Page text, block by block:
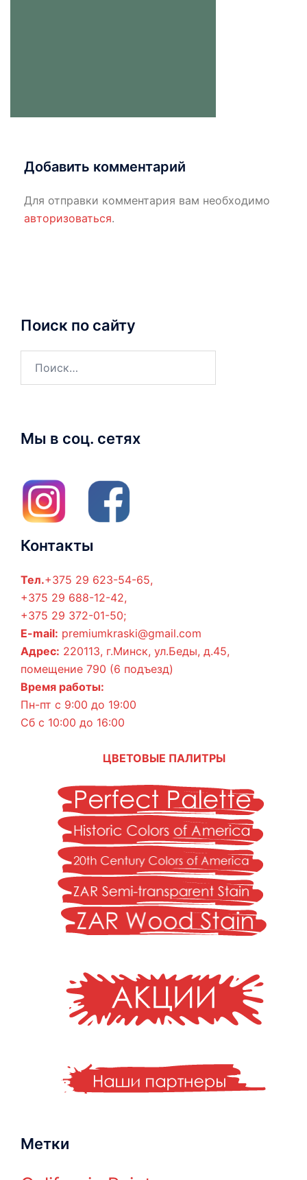
Добавить комментарий
Для отправки комментария вам необходимо
авторизоваться.
Поиск по сайту
Мы в соц. сетях
Контакты
Тел.+375 29 623-54-65,
+375 29 688-12-42,
+375 29 372-01-50;
E-mail: premiumkraski@gmail.com
Адрес: 220113, г.Минск, ул.Беды, д.45,
помещение 790 (6 подъезд)
Время работы:
Пн-пт с 9:00 до 19:00
Сб с 10:00 до 16:00
ЦВЕТОВЫЕ ПАЛИТРЫ
Метки